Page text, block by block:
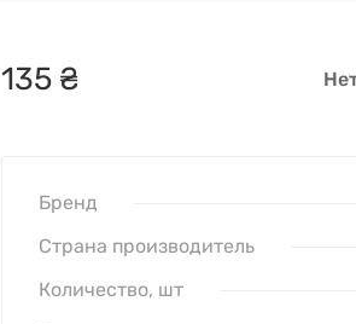
135 ₴
Бренд
Страна производитель
Количество, шт